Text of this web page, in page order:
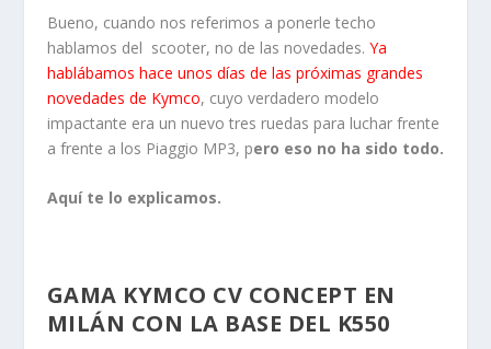
Bueno, cuando nos referimos a ponerle techo
hablamos del scooter, no de las novedades. Ya
hablábamos hace unos días de las próximas grandes
novedades de Kymco, cuyo verdadero modelo
impactante era un nuevo tres ruedas para luchar frente
a frente a los Piaggio MP3, pero eso no ha sido todo.
Aquí te lo explicamos.
GAMA KYMCO CV CONCEPT EN
MILÁN CON LA BASE DEL K550